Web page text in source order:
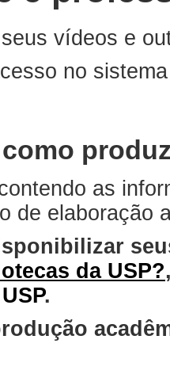
vídeos e
no
as
de elaboração
da USP?
.